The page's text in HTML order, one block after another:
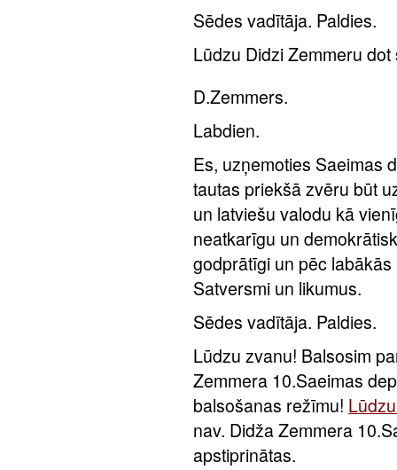
Sēdes vadītāja. Paldies.
Lūdzu Didzi Zemmeru
D.Zemmers.
Labdien.
Es, uzņemoties Saeimas
tautas priekšā zvēru būt
un latviešu valodu kā
neatkarīgu un
godprātīgi un pēc
Satversmi un likumus.
Sēdes vadītāja. Paldies.
Lūdzu zvanu! Balsosim
Zemmera 10.Saeimas
balsošanas režīmu!
nav. Didža Zemmera
apstiprinātas.